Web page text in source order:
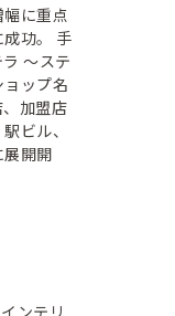
に重点
功。 手
～ステ
ップ名
加盟店
ビル、
開開